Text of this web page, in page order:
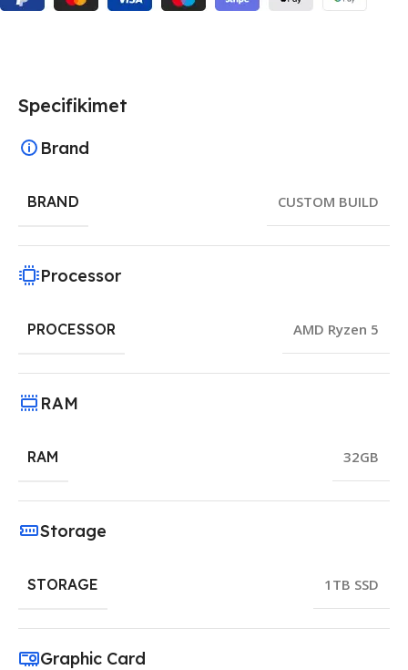
Specifikimet
Brand
BRAND CUSTOM BUILD
Processor
PROCESSOR AMD Ryzen 5
RAM
RAM 32GB
Storage
STORAGE 1TB SSD
Graphic Card